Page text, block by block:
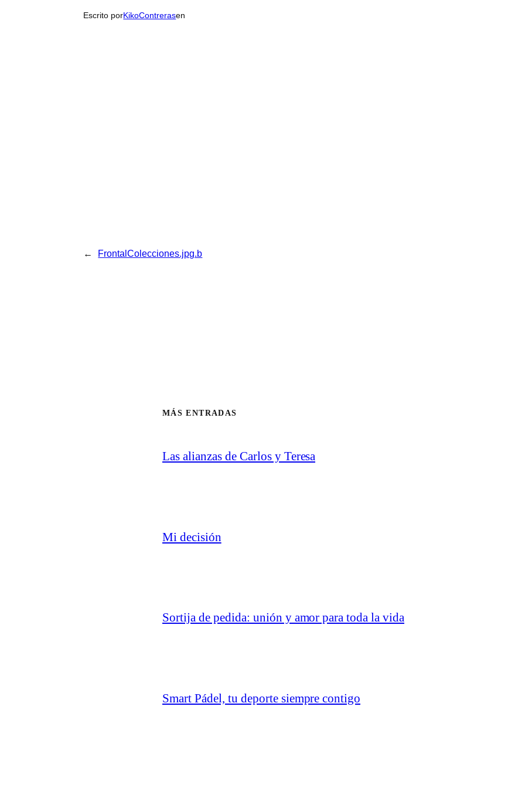
Escrito porKikoContrerasen
← FrontalColecciones.jpg.b
MÁS ENTRADAS
Las alianzas de Carlos y Teresa
Mi decisión
Sortija de pedida: unión y amor para toda la vida
Smart Pádel, tu deporte siempre contigo